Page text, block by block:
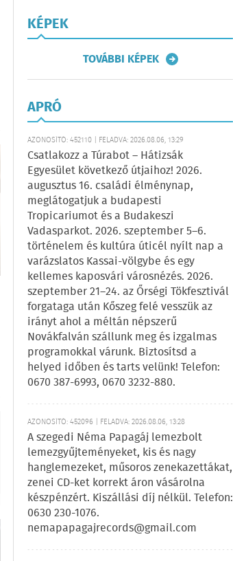
KÉPEK
TOVÁBBI KÉPEK
APRÓ
AZONOSÍTÓ: 452110 | FELADVA: 2026.08.06, 13:29
Csatlakozz a Túrabot – Hátizsák
Egyesület következő útjaihoz! 2026.
augusztus 16. családi élménynap,
meglátogatjuk a budapesti
Tropicariumot és a Budakeszi
Vadasparkot. 2026. szeptember 5–6.
történelem és kultúra úticél nyílt nap a
varázslatos Kassai-völgybe és egy
kellemes kaposvári városnézés. 2026.
szeptember 21–24. az Őrségi Tökfesztivál
forgataga után Kőszeg felé vesszük az
irányt ahol a méltán népszerű
Novákfalván szállunk meg és izgalmas
programokkal várunk. Biztosítsd a
helyed időben és tarts velünk! Telefon:
0670 387-6993, 0670 3232-880.
AZONOSÍTÓ: 452096 | FELADVA: 2026.08.06, 13:28
A szegedi Néma Papagáj lemezbolt
lemezgyűjteményeket, kis és nagy
hanglemezeket, műsoros zenekazettákat,
zenei CD-ket korrekt áron vásárolna
készpénzért. Kiszállási díj nélkül. Telefon:
0630 230-1076.
nemapapagajrecords@gmail.com